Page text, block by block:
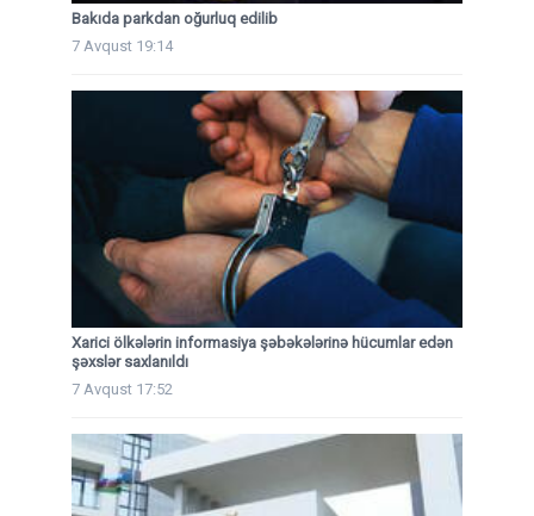
Bakıda parkdan oğurluq edilib
7 Avqust 19:14
Xarici ölkələrin informasiya şəbəkələrinə hücumlar edən
şəxslər saxlanıldı
7 Avqust 17:52